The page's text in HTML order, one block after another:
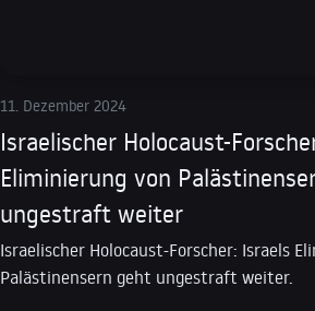
11. Dezember 2024
Israelischer Holocaust-
Eliminierung von
ungestraft weiter
Israelischer Holocaust-Forscher: Israels
Palästinensern geht ungestraft weiter.